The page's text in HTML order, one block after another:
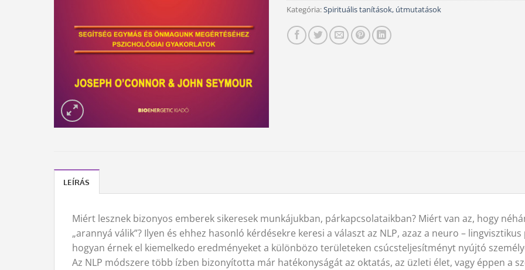
Kategória:Spirituális tanítások, útmutatások
LEÍRÁS
Miért lesznek bizonyos emberek sikeresek munkájukban, párkapcsolataikban? Miért van az, hogy
„arannyá válik”? Ilyen és ehhez hasonló kérdésekre keresi a választ az NLP, azaz a neuro –
hogyan érnek el kiemelkedo eredményeket a különbözo területeken csúcsteljesítményt nyújtó
Az NLP módszere több ízben bizonyította már hatékonyságát az oktatás, az üzleti élet, vagy éppen a